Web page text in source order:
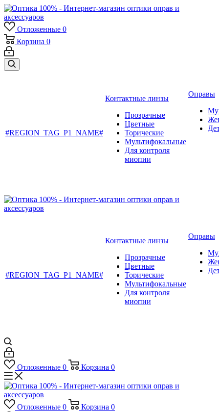
Отложенные 0
Корзина 0
#REGION_TAG_P1_NAME#
Контактные линзы
Прозрачные
Цветные
Торические
Мультифокальные
Для контроля
миопии
Оправы
#REGION_TAG_P1_NAME#
Контактные линзы
Прозрачные
Цветные
Торические
Мультифокальные
Для контроля
миопии
Оправы
Отложенные 0 Корзина 0
Отложенные 0 Корзина 0